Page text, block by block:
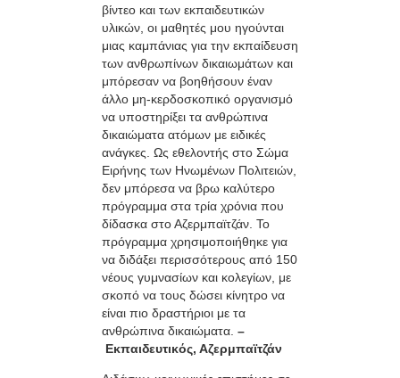
βίντεο και των εκπαιδευτικών
υλικών, οι μαθητές μου ηγούνται
μιας καμπάνιας για την εκπαίδευση
των ανθρωπίνων δικαιωμάτων και
μπόρεσαν να βοηθήσουν έναν
άλλο μη-κερδοσκοπικό οργανισμό
να υποστηρίξει τα ανθρώπινα
δικαιώματα ατόμων με ειδικές
ανάγκες. Ως εθελοντής στο Σώμα
Ειρήνης των Ηνωμένων Πολιτειών,
δεν μπόρεσα να βρω καλύτερο
πρόγραμμα στα τρία χρόνια που
δίδασκα στο Αζερμπαϊτζάν. Το
πρόγραμμα χρησιμοποιήθηκε για
να διδάξει περισσότερους από 150
νέους γυμνασίων και κολεγίων, με
σκοπό να τους δώσει κίνητρο να
είναι πιο δραστήριοι με τα
ανθρώπινα δικαιώματα. –
Εκπαιδευτικός, Αζερμπαϊτζάν